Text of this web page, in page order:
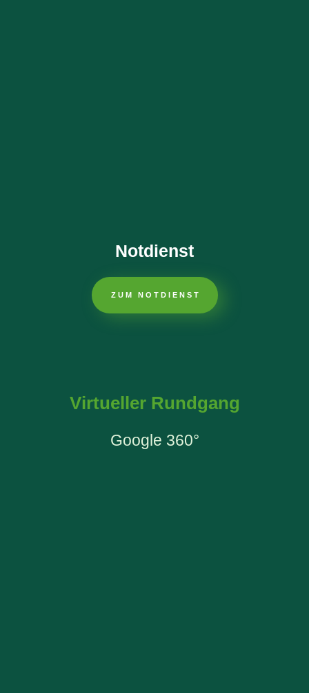
Notdienst
ZUM NOTDIENST
Virtueller Rundgang
Google 360°